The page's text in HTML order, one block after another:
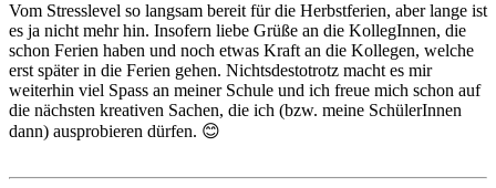
Vom Stresslevel so langsam bereit für die Herbstferien, aber lange ist
es ja nicht mehr hin. Insofern liebe Grüße an die KollegInnen, die
schon Ferien haben und noch etwas Kraft an die Kollegen, welche
erst später in die Ferien gehen. Nichtsdestotrotz macht es mir
weiterhin viel Spass an meiner Schule und ich freue mich schon auf
die nächsten kreativen Sachen, die ich (bzw. meine SchülerInnen
dann) ausprobieren dürfen. 😊